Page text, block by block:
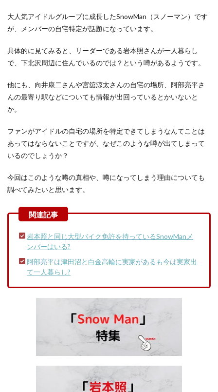
大人気アイドルグループに成長したSnowMan（スノーマン）です
が、メンバーの自宅特定が話題になっています。
具体的に見てみると、リーダーである岩本照さんが一人暮らし
で、下北沢周辺に住んでいるのでは？という噂があるようです。
他にも、向井康二さんや宮舘涼太さんの自宅の場所、阿部亮平さ
んの最寄り駅などについても情報が出回っているとかいないと
か。
ファンがアイドルの自宅の場所を特定できてしまうなんてことは
あってはならないことですが、なぜこのような噂が出てしまって
いるのでしょうか？
今回はこのような噂の真相や、噂になってしまう理由についても
調べてみたいと思います。
岩本照と同じ大型バイク免許を持っているSnowManメ
ンバーはいる?
阿部亮平は津田沼と白金高輪に実家があるも今は実家出
て一人暮らし?